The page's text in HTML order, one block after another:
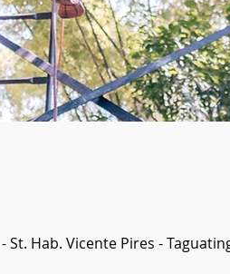
Hab. Vicente Pires -